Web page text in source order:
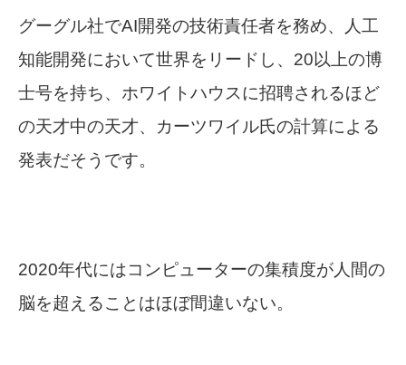
グーグル社でAI開発の技術責任者を務め、人工
知能開発において世界をリードし、20以上の博
士号を持ち、ホワイトハウスに招聘されるほど
の天才中の天才、カーツワイル氏の計算による
発表だそうです。
2020年代にはコンピューターの集積度が人間の
脳を超えることはほぼ間違いない。